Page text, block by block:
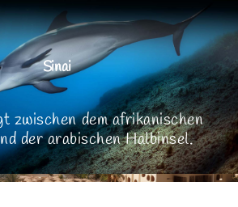
Sinai
zwischen dem afrikanischen
der arabischen Halbinsel.